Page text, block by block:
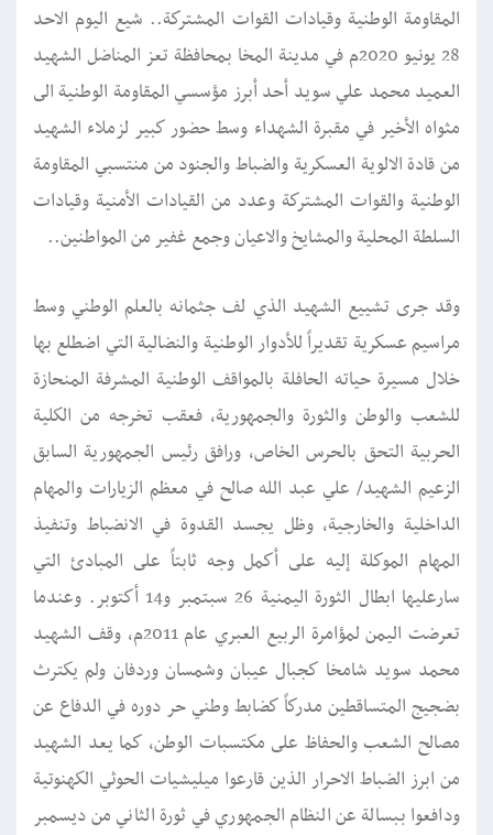
المقاومة الوطنية وقيادات القوات المشتركة.. شيع اليوم الاحد
28 يونيو 2020م في مدينة المخا بمحافظة تعز المناضل الشهيد
العميد محمد علي سويد أحد أبرز مؤسسي المقاومة الوطنية الى
مثواه الأخير في مقبرة الشهداء وسط حضور كبير لزملاء الشهيد
من قادة الالوية العسكرية والضباط والجنود من منتسبي المقاومة
الوطنية والقوات المشتركة وعدد من القيادات الأمنية وقيادات
السلطة المحلية والمشايخ والاعيان وجمع غفير من المواطنين..
وقد جرى تشييع الشهيد الذي لف جثمانه بالعلم الوطني وسط
مراسيم عسكرية تقديراً للأدوار الوطنية والنضالية التي اضطلع بها
خلال مسيرة حياته الحافلة بالمواقف الوطنية المشرفة المنحازة
للشعب والوطن والثورة والجمهورية، فعقب تخرجه من الكلية
الحربية التحق بالحرس الخاص، ورافق رئيس الجمهورية السابق
الزعيم الشهيد/ علي عبد الله صالح في معظم الزيارات والمهام
الداخلية والخارجية، وظل يجسد القدوة في الانضباط وتنفيذ
المهام الموكلة إليه على أكمل وجه ثابتاً على المبادئ التي
سارعليها ابطال الثورة اليمنية 26 سبتمبر و14 أكتوبر. وعندما
تعرضت اليمن لمؤامرة الربيع العبري عام 2011م، وقف الشهيد
محمد سويد شامخا كجبال عيبان وشمسان وردفان ولم يكترث
بضجيج المتساقطين مدركاً كضابط وطني حر دوره في الدفاع عن
مصالح الشعب والحفاظ على مكتسبات الوطن، كما يعد الشهيد
من ابرز الضباط الاحرار الذين قارعوا ميليشيات الحوثي الكهنوتية
ودافعوا ببسالة عن النظام الجمهوري في ثورة الثاني من ديسمبر